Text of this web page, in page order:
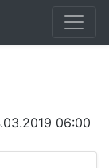
06:00